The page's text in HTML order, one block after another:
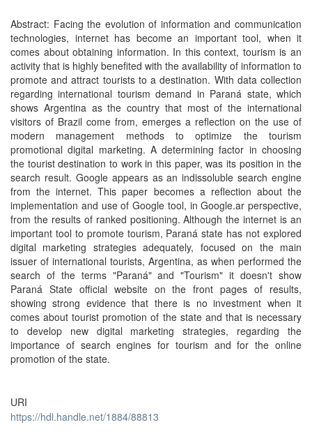
Abstract: Facing the evolution of information and communication
technologies, internet has become an important tool, when it
comes about obtaining information. In this context, tourism is an
activity that is highly benefited with the availability of information to
promote and attract tourists to a destination. With data collection
regarding international tourism demand in Paraná state, which
shows Argentina as the country that most of the international
visitors of Brazil come from, emerges a reflection on the use of
modern management methods to optimize the tourism
promotional digital marketing. A determining factor in choosing
the tourist destination to work in this paper, was its position in the
search result. Google appears as an indissoluble search engine
from the internet. This paper becomes a reflection about the
implementation and use of Google tool, in Google.ar perspective,
from the results of ranked positioning. Although the internet is an
important tool to promote tourism, Paraná state has not explored
digital marketing strategies adequately, focused on the main
issuer of international tourists, Argentina, as when performed the
search of the terms "Paraná" and "Tourism" it doesn't show
Paraná State official website on the front pages of results,
showing strong evidence that there is no investment when it
comes about tourist promotion of the state and that is necessary
to develop new digital marketing strategies, regarding the
importance of search engines for tourism and for the online
promotion of the state.
URI
https://hdl.handle.net/1884/88813